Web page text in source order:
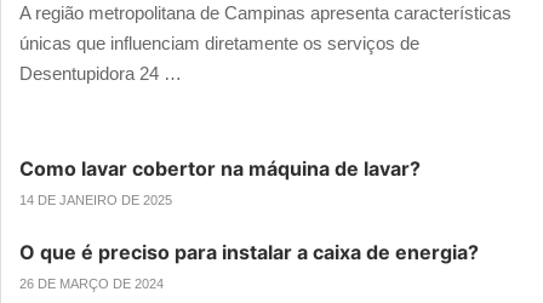
A região metropolitana de Campinas apresenta características
únicas que influenciam diretamente os serviços de
Desentupidora 24 …
Como lavar cobertor na máquina de lavar?
14 DE JANEIRO DE 2025
O que é preciso para instalar a caixa de energia?
26 DE MARÇO DE 2024